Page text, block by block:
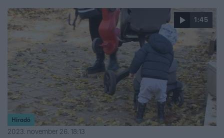
1:45
Híradó
2023. november 26. 18:13